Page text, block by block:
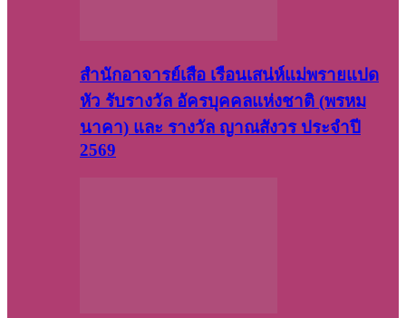
สำนักอาจารย์เสือ เรือนเสน่ห์แม่พรายแปด
หัว รับรางวัล อัครบุคคลแห่งชาติ (พรหม
นาคา) และ รางวัล ญาณสังวร ประจำปี
2569